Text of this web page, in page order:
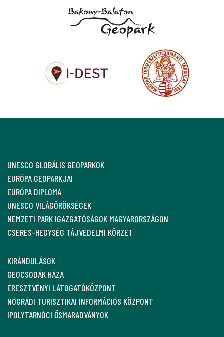
UNESCO GLOBÁLIS GEOPARKOK
EURÓPA GEOPARKJAI
EURÓPA DIPLOMA
UNESCO VILÁGÖRÖKSÉGEK
NEMZETI PARK IGAZGATÓSÁGOK MAGYARORSZÁGON
CSERES-HEGYSÉG TÁJVÉDELMI KÖRZET
KIRÁNDULÁSOK
GEOCSODÁK HÁZA
ERESZTVÉNYI LÁTOGATÓKÖZPONT
NÓGRÁDI TURISZTIKAI INFORMÁCIÓS KÖZPONT
IPOLYTARNÓCI ŐSMARADVÁNYOK